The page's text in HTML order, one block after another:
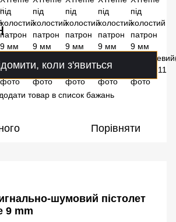
коли з'явиться
товар в список бажань
Порівняти
шумовий пістолет
9 mm